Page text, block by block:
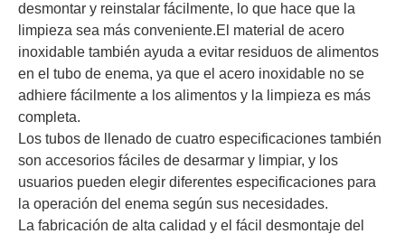
desmontar y reinstalar fácilmente, lo que hace que la
limpieza sea más conveniente.El material de acero
inoxidable también ayuda a evitar residuos de alimentos
en el tubo de enema, ya que el acero inoxidable no se
adhiere fácilmente a los alimentos y la limpieza es más
completa.
Los tubos de llenado de cuatro especificaciones también
son accesorios fáciles de desarmar y limpiar, y los
usuarios pueden elegir diferentes especificaciones para
la operación del enema según sus necesidades.
La fabricación de alta calidad y el fácil desmontaje del